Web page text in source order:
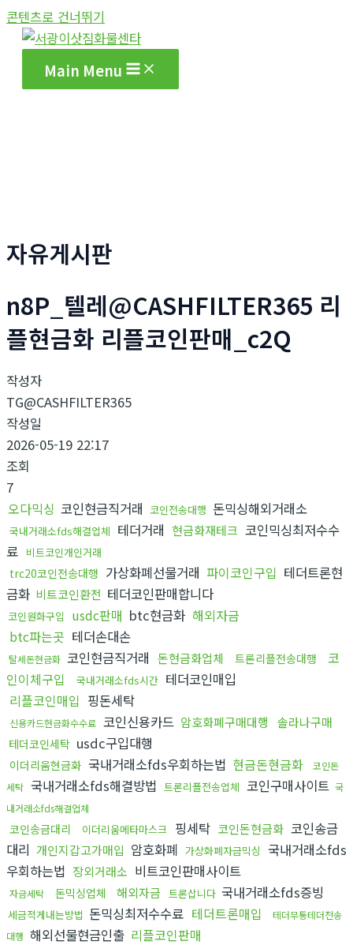
콘텐츠로 건너뛰기
Main Menu
자유게시판
n8P_텔레@CASHFILTER365 리
플현금화 리플코인판매_c2Q
작성자
TG@CASHFILTER365
작성일
2026-05-19 22:17
조회
7
오다믹싱 코인현금직거래 코인전송대행 돈믹싱해외거래소
국내거래소fds해결업체 테더거래 현금화재테크 코인믹싱최저수수
료 비트코인개인거래
trc20코인전송대행 가상화폐선물거래 파이코인구입 테더트론현
금화 비트코인환전 테더코인판매합니다
코인원화구입 usdc판매 btc현금화 해외자금
btc파는곳 테더손대손
탈세돈현금화 코인현금직거래 돈현금화업체 트론리플전송대행
코
인이체구입
국내거래소fds시간 테더코인매입
리플코인매입 핑돈세탁
신용카드현금화수수료 코인신용카드 암호화폐구매대행 솔라나구매
테더코인세탁 usdc구입대행
이더리움현금화 국내거래소fds우회하는법 현금돈현금화
코인돈
세탁 국내거래소fds해결방법 트론리플전송업체 코인구매사이트 국
내거래소fds해결업체
코인송금대리 이더리움메타마스크 핑세탁 코인돈현금화 코인송금
대리 개인지갑고가매입 암호화폐 가상화폐자금믹싱 국내거래소fds
우회하는법 장외거래소 비트코인판매사이트
자금세탁 돈믹싱업체 해외자금 트론삽니다 국내거래소fds증빙
세금적게내는방법 돈믹싱최저수수료 테더트론매입
테더무통테더전송
대행 해외선물현금인출 리플코인판매